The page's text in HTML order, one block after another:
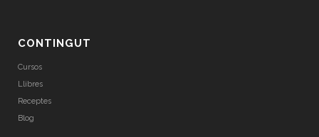
CONTINGUT
Cursos
Llibres
Receptes
Blog